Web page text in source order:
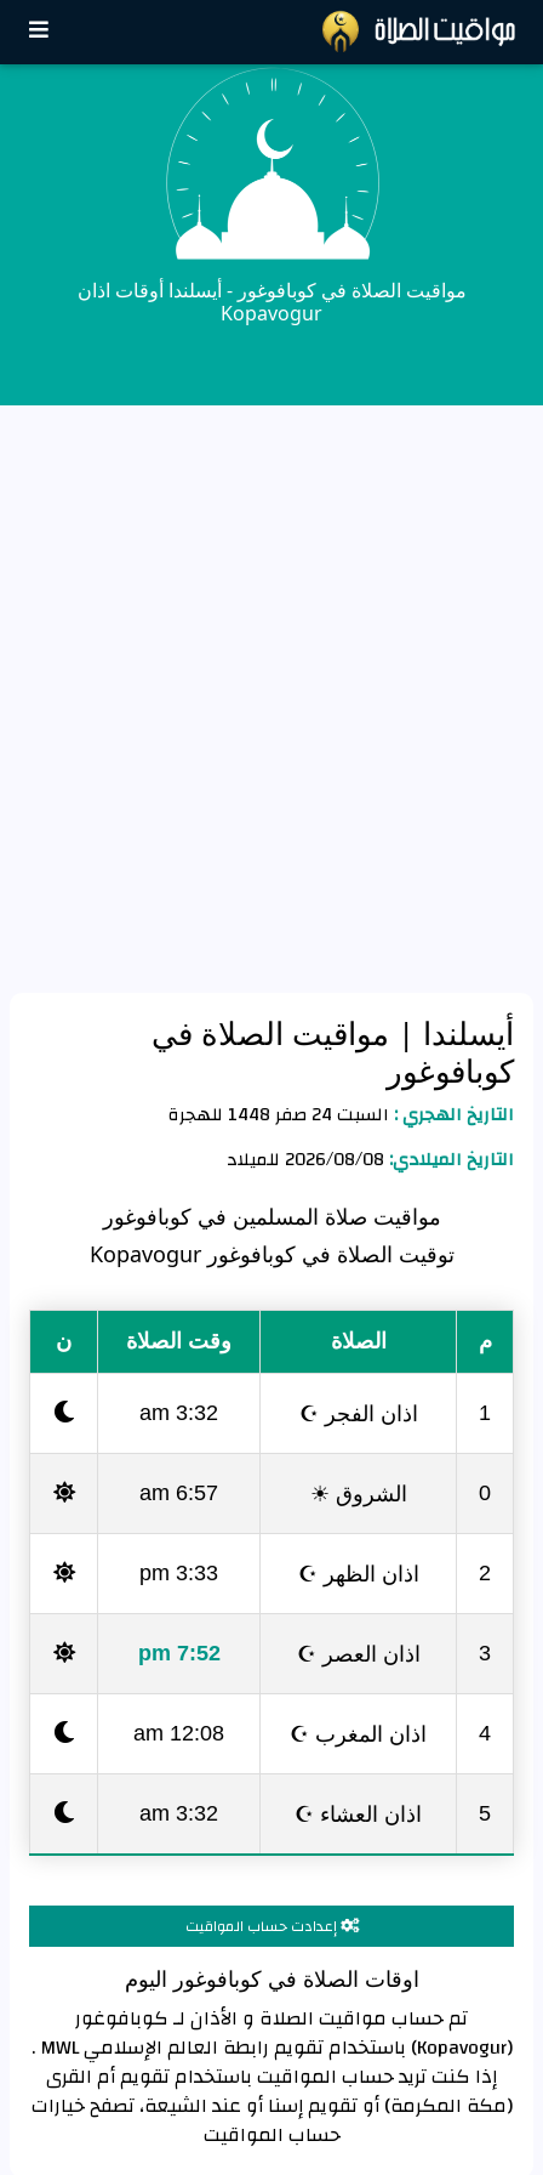
مواقيت الصلاة في كوبافوغور - أيسلندا أوقات اذان
Kopavogur
أيسلندا | مواقيت الصلاة في
كوبافوغور
التاريخ الهجري : السبت 24 صفر 1448 للهجرة
التاريخ الميلادي:
مواقيت صلاة المسلمين في كوبافوغور
توقيت الصلاة في كوبافوغور Kopavogur
م الصلاة وقت الصلاة ن
1 اذان الفجر ☪ 3:32 am
0 الشروق ☀ 6:57 am
2 اذان الظهر ☪ 3:33 pm
3 اذان العصر ☪ 7:52 pm
4 اذان المغرب ☪ 12:08 am
5 اذان العشاء ☪ 3:32 am
إعدادت حساب المواقيت
اوقات الصلاة في كوبافوغور اليوم
تم حساب مواقيت الصلاة و الأذان لـ كوبافوغور
(Kopavogur) باستخدام تقويم رابطة العالم الإسلامي MWL .
إذا كنت تريد حساب المواقيت باستخدام تقويم أم القرى
(مكة المكرمة) أو تقويم إسنا أو عند الشيعة، تصفح خيارات
حساب المواقيت